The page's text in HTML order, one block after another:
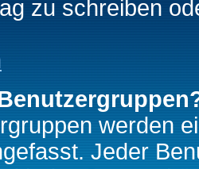
zu schreiben
werden
Jeder